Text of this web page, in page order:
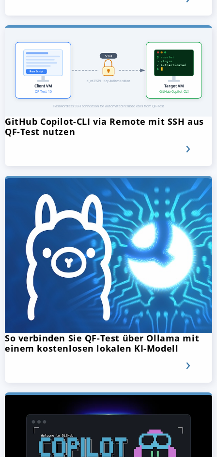
GitHub Copilot-CLI via Remote mit SSH aus
QF-Test nutzen
So verbinden Sie QF-Test über Ollama mit
einem kostenlosen lokalen KI-Modell